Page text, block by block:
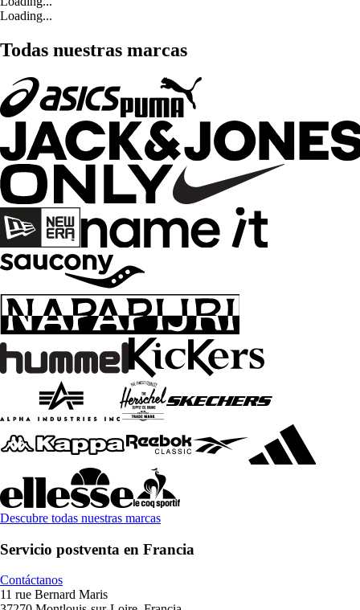
Loading...
Todas nuestras marcas
Descubre todas nuestras marcas
Servicio postventa en Francia
Contáctanos
11 rue Bernard Maris